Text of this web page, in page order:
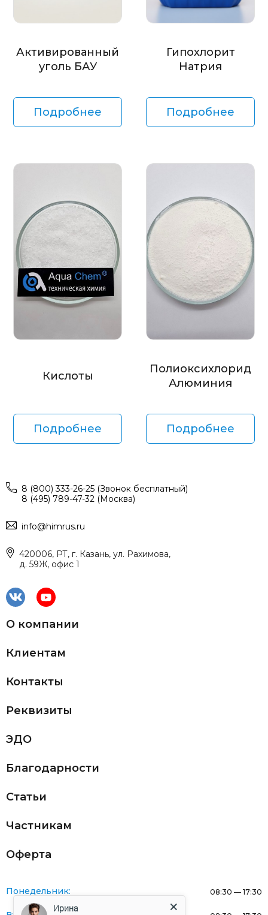
Активированный
уголь БАУ
Подробнее
Гипохлорит
Натрия
Подробнее
Кислоты
Подробнее
Полиоксихлорид
Алюминия
Подробнее
8 (800) 333-26-25 (Звонок бесплатный)
8 (495) 789-47-32 (Москва)
info@himrus.ru
420006, РТ, г. Казань, ул. Рахимова,
д. 59Ж, офис 1
О компании
Клиентам
Контакты
Реквизиты
ЭДО
Благодарности
Статьи
Частникам
Оферта
Понедельник: 08:30 — 17:30
Ирина